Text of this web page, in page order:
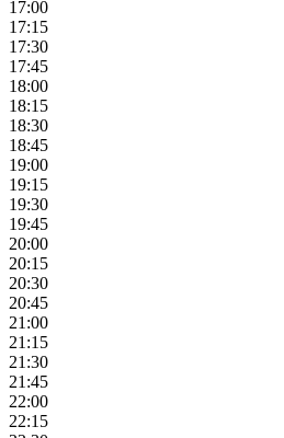
17:00
17:15
17:30
17:45
18:00
18:15
18:30
18:45
19:00
19:15
19:30
19:45
20:00
20:15
20:30
20:45
21:00
21:15
21:30
21:45
22:00
22:15